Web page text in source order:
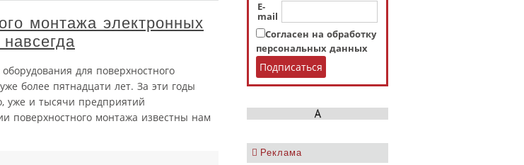
E-
mail
Согласен на обработку
персональных данных
Реклама
монтажа электронных
для поверхностного
более пятнадцати лет. За эти годы
уже и тысячи предприятий
поверхностного монтажа известны нам